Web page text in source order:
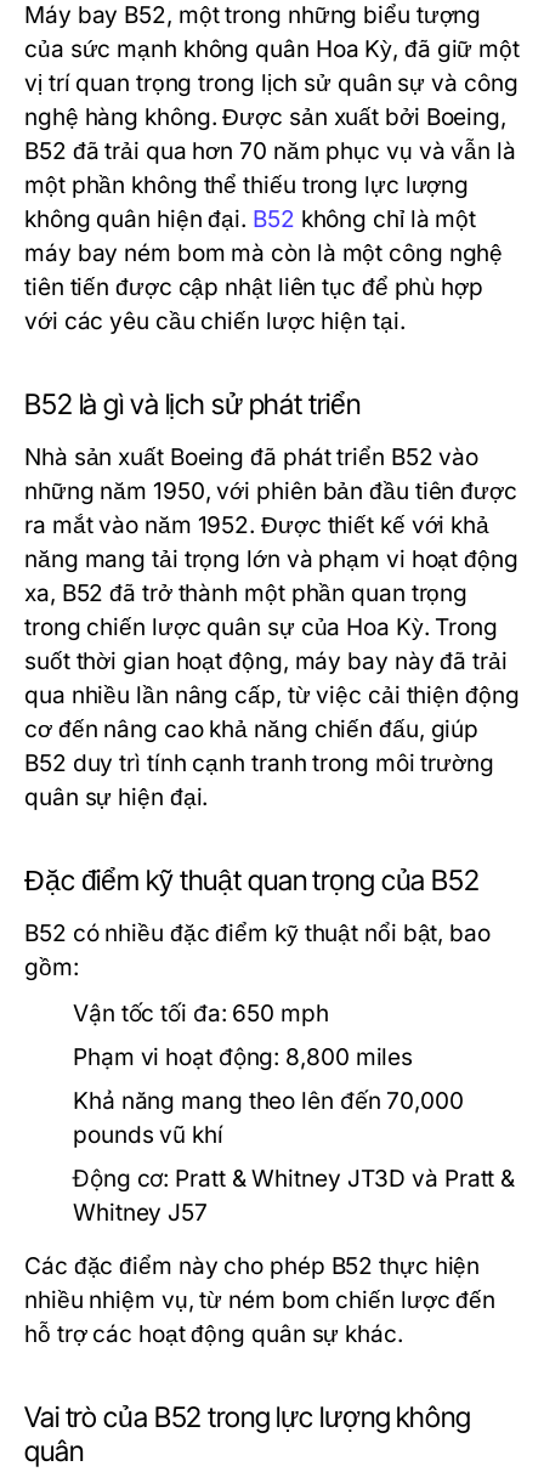
Máy bay B52, một trong những biểu tượng
của sức mạnh không quân Hoa Kỳ, đã giữ một
vị trí quan trọng trong lịch sử quân sự và công
nghệ hàng không. Được sản xuất bởi Boeing,
B52 đã trải qua hơn 70 năm phục vụ và vẫn là
một phần không thể thiếu trong lực lượng
không quân hiện đại. B52 không chỉ là một
máy bay ném bom mà còn là một công nghệ
tiên tiến được cập nhật liên tục để phù hợp
với các yêu cầu chiến lược hiện tại.
B52 là gì và lịch sử phát triển
Nhà sản xuất Boeing đã phát triển B52 vào
những năm 1950, với phiên bản đầu tiên được
ra mắt vào năm 1952. Được thiết kế với khả
năng mang tải trọng lớn và phạm vi hoạt động
xa, B52 đã trở thành một phần quan trọng
trong chiến lược quân sự của Hoa Kỳ. Trong
suốt thời gian hoạt động, máy bay này đã trải
qua nhiều lần nâng cấp, từ việc cải thiện động
cơ đến nâng cao khả năng chiến đấu, giúp
B52 duy trì tính cạnh tranh trong môi trường
quân sự hiện đại.
Đặc điểm kỹ thuật quan trọng của B52
B52 có nhiều đặc điểm kỹ thuật nổi bật, bao
gồm:
Vận tốc tối đa: 650 mph
Phạm vi hoạt động: 8,800 miles
Khả năng mang theo lên đến 70,000
pounds vũ khí
Động cơ: Pratt & Whitney JT3D và Pratt &
Whitney J57
Các đặc điểm này cho phép B52 thực hiện
nhiều nhiệm vụ, từ ném bom chiến lược đến
hỗ trợ các hoạt động quân sự khác.
Vai trò của B52 trong lực lượng không
quân